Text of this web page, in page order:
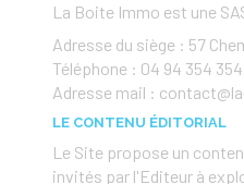
La Boite Immo est une
Adresse du siège : 57
Téléphone : 04 94 354 354
Adresse mail :
LE CONTENU ÉDITORIAL
Le Site propose un
invités par l'Editeur à